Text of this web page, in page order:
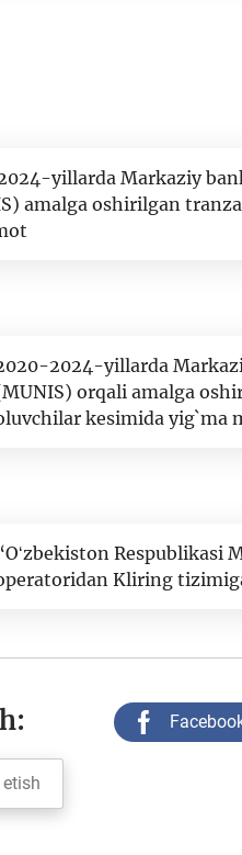
yillarda Markaziy
amalga oshirilgan
2024-yillarda
orqali amalga
kesimida yig`ma
Kliring
etish